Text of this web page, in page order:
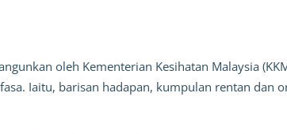
oleh Kementerian Kesihatan Malaysia
Iaitu, barisan hadapan, kumpulan rentan dan